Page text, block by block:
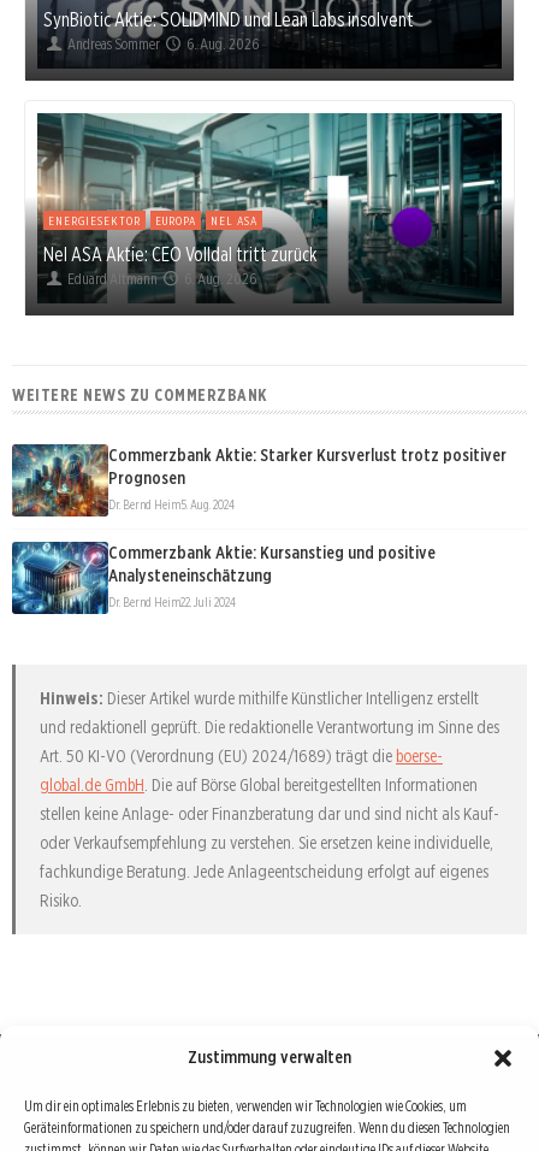
Zustimmung verwalten
Um dir ein optimales Erlebnis zu bieten, verwenden wir Technologien wie Cookies, um
Geräteinformationen zu speichern und/oder darauf zuzugreifen. Wenn du diesen Technologien
SynBiotic Aktie: SOLIDMIND und Lean Labs insolvent
Andreas Sommer 6. Aug. 2026
ENERGIESEKTOR EUROPA NEL ASA
Nel ASA Aktie: CEO Volldal tritt zurück
Eduard Altmann 6. Aug. 2026
WEITERE NEWS ZU COMMERZBANK
Commerzbank Aktie: Starker Kursverlust trotz positiver
Prognosen
Dr. Bernd Heim5. Aug. 2024
Commerzbank Aktie: Kursanstieg und positive
Analysteneinschätzung
Dr. Bernd Heim22. Juli 2024
Hinweis: Dieser Artikel wurde mithilfe Künstlicher Intelligenz erstellt
und redaktionell geprüft. Die redaktionelle Verantwortung im Sinne des
Art. 50 KI-VO (Verordnung (EU) 2024/1689) trägt die boerse-
global.de GmbH. Die auf Börse Global bereitgestellten Informationen
stellen keine Anlage- oder Finanzberatung dar und sind nicht als Kauf-
oder Verkaufsempfehlung zu verstehen. Sie ersetzen keine individuelle,
fachkundige Beratung. Jede Anlageentscheidung erfolgt auf eigenes
Risiko.
Börse : lokal, international, global
Erfolgreiche Börsengeschäfte bedingen vor allem drei Dinge: Verlässliche Informationen,